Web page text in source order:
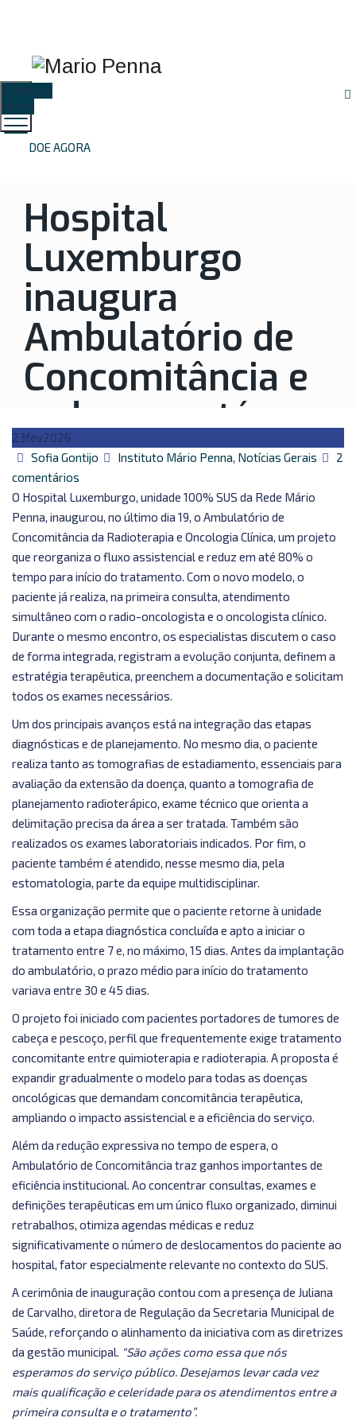
Alternar
menu
DOE AGORA
Hospital
Luxemburgo
inaugura
Ambulatório de
Concomitância e
reduz em até
80% o tempo
para início do
tratamento
oncológico
23fev2026
Autor
Sofia Gontijo Categorias
Instituto Mário Penna, Notícias Gerais
2
comentários
Hospital
Luxemburgo
inaugura
Ambulatório
de
Concomitância
e
reduz
em
até
802
tempo
tratamento
O Hospital Luxemburgo, unidade 100% SUS da Rede Mário
Penna, inaugurou, no último dia 19, o Ambulatório de
Concomitância da Radioterapia e Oncologia Clínica, um projeto
que reorganiza o fluxo assistencial e reduz em até 80% o
tempo para início do tratamento. Com o novo modelo, o
paciente já realiza, na primeira consulta, atendimento
simultâneo com o radio-oncologista e o oncologista clínico.
Durante o mesmo encontro, os especialistas discutem o caso
de forma integrada, registram a evolução conjunta, definem a
estratégia terapêutica, preenchem a documentação e solicitam
todos os exames necessários.
Um dos principais avanços está na integração das etapas
diagnósticas e de planejamento. No mesmo dia, o paciente
realiza tanto as tomografias de estadiamento, essenciais para
avaliação da extensão da doença, quanto a tomografia de
planejamento radioterápico, exame técnico que orienta a
delimitação precisa da área a ser tratada. Também são
realizados os exames laboratoriais indicados. Por fim, o
paciente também é atendido, nesse mesmo dia, pela
estomatologia, parte da equipe multidisciplinar.
Essa organização permite que o paciente retorne à unidade
com toda a etapa diagnóstica concluída e apto a iniciar o
tratamento entre 7 e, no máximo, 15 dias. Antes da implantação
do ambulatório, o prazo médio para início do tratamento
variava entre 30 e 45 dias.
O projeto foi iniciado com pacientes portadores de tumores de
cabeça e pescoço, perfil que frequentemente exige tratamento
concomitante entre quimioterapia e radioterapia. A proposta é
expandir gradualmente o modelo para todas as doenças
oncológicas que demandam concomitância terapêutica,
ampliando o impacto assistencial e a eficiência do serviço.
Além da redução expressiva no tempo de espera, o
Ambulatório de Concomitância traz ganhos importantes de
eficiência institucional. Ao concentrar consultas, exames e
definições terapêuticas em um único fluxo organizado, diminui
retrabalhos, otimiza agendas médicas e reduz
significativamente o número de deslocamentos do paciente ao
hospital, fator especialmente relevante no contexto do SUS.
A cerimônia de inauguração contou com a presença de Juliana
de Carvalho, diretora de Regulação da Secretaria Municipal de
Saúde, reforçando o alinhamento da iniciativa com as diretrizes
da gestão municipal. “São ações como essa que nós
esperamos do serviço público. Desejamos levar cada vez
mais qualificação e celeridade para os atendimentos entre a
primeira consulta e o tratamento”.